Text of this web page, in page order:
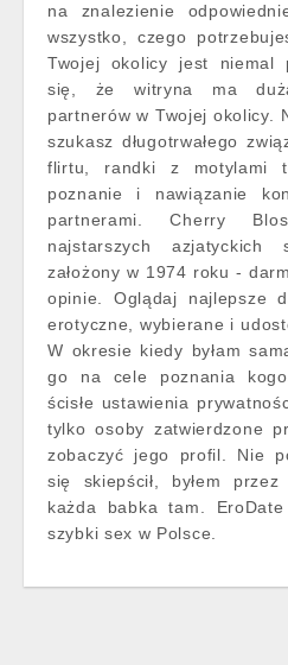
na znalezienie
wszystko, czego
Twojej okolicy jest niemal
się, że witryna ma
partnerów w Twojej okolicy.
szukasz długotrwałego
flirtu, randki z motylami
poznanie i nawiązanie
partnerami. Cherry
najstarszych azjatyckich
założony w 1974 roku -
opinie. Oglądaj najlepsze
erotyczne, wybierane i
W okresie kiedy byłam
go na cele poznania
ścisłe ustawienia
tylko osoby zatwierdzone
zobaczyć jego profil. Nie
się skiepścił, byłem
każda babka tam.
szybki sex w Polsce.